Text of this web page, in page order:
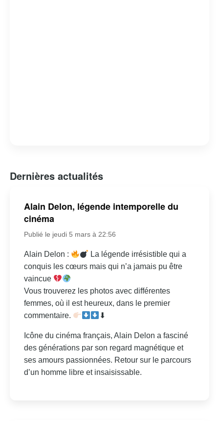
Dernières actualités
Alain Delon, légende intemporelle du
cinéma
Publié le jeudi 5 mars à 22:56
Alain Delon :
La légende irrésistible qui a
conquis les cœurs mais qui n’a jamais pu être
vaincue
Vous trouverez les photos avec différentes
femmes, où il est heureux, dans le premier
commentaire.
⬇
Icône du cinéma français, Alain Delon a fasciné
des générations par son regard magnétique et
ses amours passionnées. Retour sur le parcours
d’un homme libre et insaisissable.